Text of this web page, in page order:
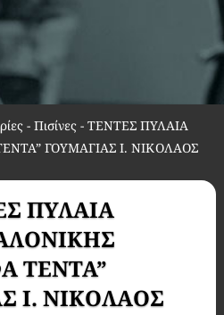
- Πισίνες- ΤΕΝΤΕΣ ΠΥΛΑΙΑ
ΓΟΥΜΑΓΙΑΣ Ι. ΝΙΚΟΛΑΟΣ
ΠΥΛΑΙΑ
ΤΕΝΤΑ”
Ι. ΝΙΚΟΛΑΟΣ